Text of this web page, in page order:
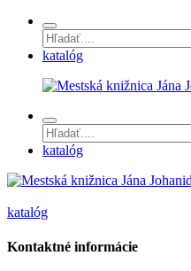
katalóg
katalóg
katalóg
Kontaktné informácie